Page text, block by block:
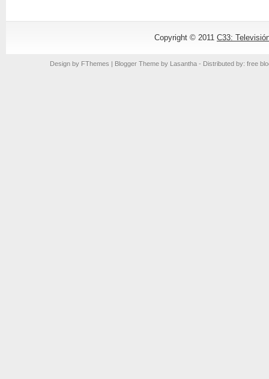
Copyright © 2011 C33:
Design by FThemes | Blogger Theme by Lasantha - Distributed by: free